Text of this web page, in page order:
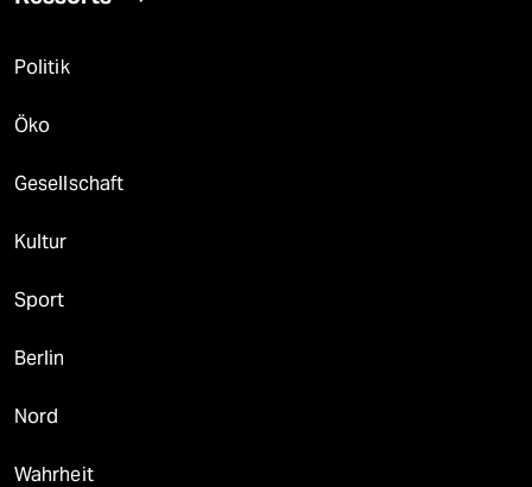
Politik
Öko
Gesellschaft
Kultur
Sport
Berlin
Nord
Wahrheit